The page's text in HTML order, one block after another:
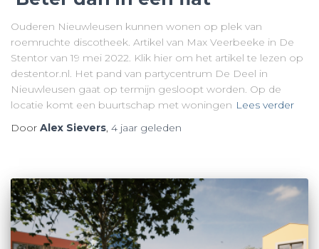
Ouderen Nieuwleusen kunnen wonen op plek van
roemruchte discotheek. Artikel van Max Veerbeeke in De
Stentor van 19 mei 2022. Klik hier om het artikel te lezen op
destentor.nl. Het pand van partycentrum De Deel in
Nieuwleusen gaat op termijn gesloopt worden. Op de
locatie komt een buurtschap met woningen Lees verder
Door Alex Sievers, 4 jaar geleden